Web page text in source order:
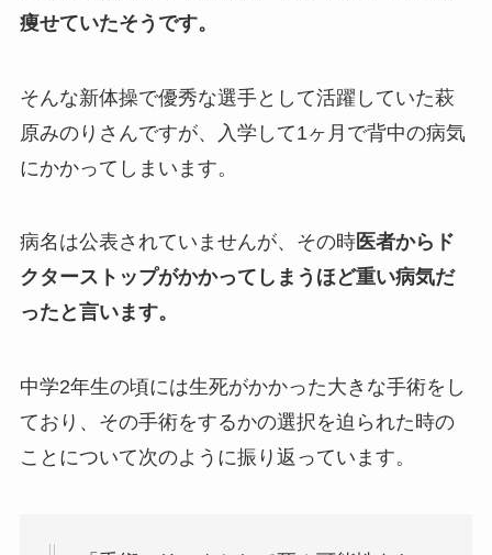
痩せていたそうです。
そんな新体操で優秀な選手として活躍していた萩
原みのりさんですが、入学して1ヶ月で背中の病気
にかかってしまいます。
病名は公表されていませんが、その時医者からド
クターストップがかかってしまうほど重い病気だ
ったと言います。
中学2年生の頃には生死がかかった大きな手術をし
ており、その手術をするかの選択を迫られた時の
ことについて次のように振り返っています。